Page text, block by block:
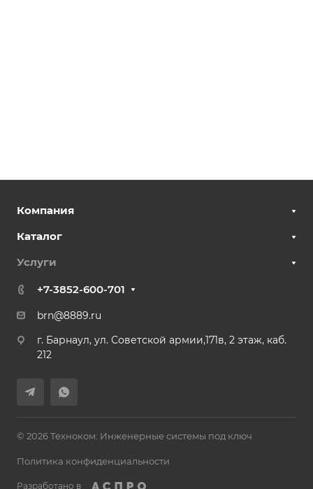
Компания
Каталог
Услуги
+7-3852-600-701
brn@8889.ru
г. Барнаул, ул. Советской армии,171в, 2 этаж, каб.
212
© 2026 Техноком: Инженерные системы под ключ
Политика конфиденциальности
Разработано в